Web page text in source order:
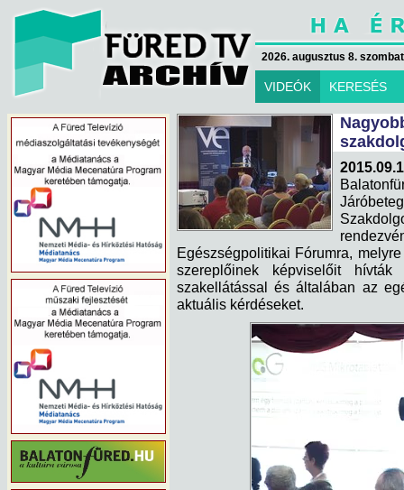
2026. augusztus 8.
VIDEÓK KERESÉS
Egészségpolitikai Fórumra,
szereplőinek képviselőit
szakellátással és általában az
aktuális kérdéseket.